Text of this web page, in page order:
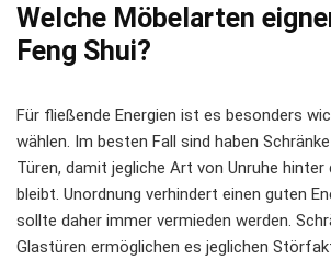
Welche Möbelarten
Feng Shui?
Für fließende Energien ist es besonders
wählen. Im besten Fall sind haben
Türen, damit jegliche Art von Unruhe
bleibt. Unordnung verhindert einen guten
sollte daher immer vermieden werden.
Glastüren ermöglichen es jeglichen